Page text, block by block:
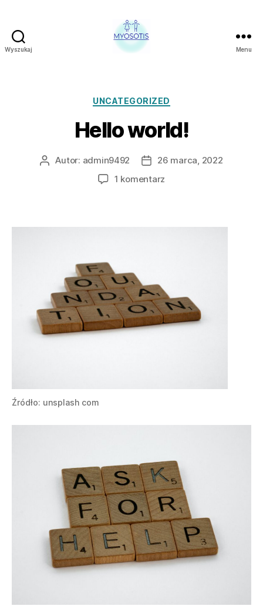
Wyszukaj
CZŁOWIEKA
POLSCE
MYOSOTIS
Menu
Kategorie
UNCATEGORIZED
Hello world!
AutorAutor: admin9492
Data
wpisu
26 marca, 2022
1 komentarz
Źródło: unsplash com